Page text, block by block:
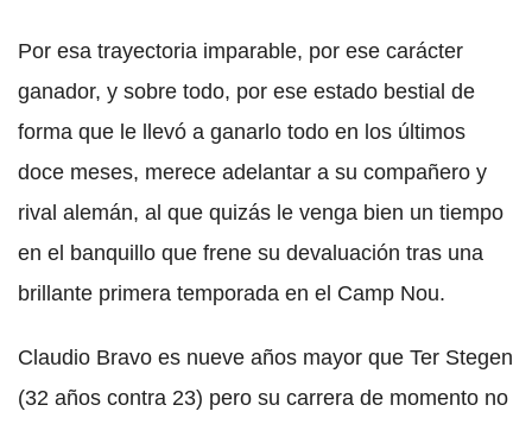
Por esa trayectoria imparable, por ese carácter
ganador, y sobre todo, por ese estado bestial de
forma que le llevó a ganarlo todo en los últimos
doce meses, merece adelantar a su compañero y
rival alemán, al que quizás le venga bien un tiempo
en el banquillo que frene su devaluación tras una
brillante primera temporada en el Camp Nou.
Claudio Bravo es nueve años mayor que Ter Stegen
(32 años contra 23) pero su carrera de momento no